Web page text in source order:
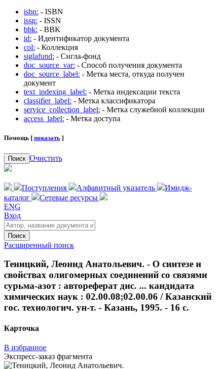
isbn: - ISBN
issn: - ISSN
bbk: - BBK
id: - Идентификатор документа
col: - Коллекция
siglafund: - Сигла-фонд
doc_source_var: - Способ получения документа
doc_source_label: - Метка места, откуда получен
документ
text_indexing_label: - Метка индексации текста
classifier_label: - Метка классификатора
service_collection_label: - Метка служебной коллекции
access_label: - Метка доступа
Помощь [ показать ]
Поиск Очистить
Поступления Алфавитный указатель
Имидж-
каталог
Сетевые ресурсы
ENG
Вход
Поиск
Расширенный поиск
Теницкий, Леонид Анатольевич. - О синтезе и
свойствах олигомерных соединений со связями
сурьма-азот : автореферат дис. ... кандидата
химических наук : 02.00.08;02.00.06 / Казанский
гос. технологич. ун-т. - Казань, 1995. - 16 с.
Карточка
В избранное
Экспресс-заказ фрагмента